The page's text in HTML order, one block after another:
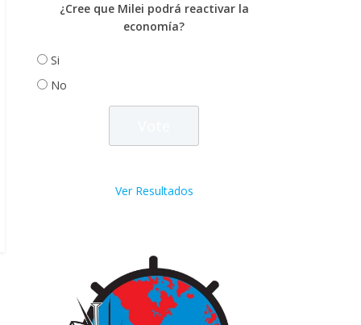
¿Cree que Milei podrá reactivar la
economía?
Si
No
Ver Resultados